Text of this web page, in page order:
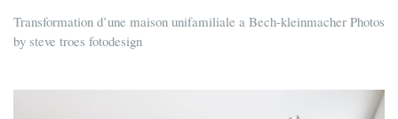
Transformation d’une maison unifamiliale a Bech-kleinmacher Photos
by steve troes fotodesign